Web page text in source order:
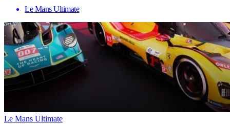
Le Mans Ultimate
Le Mans Ultimate